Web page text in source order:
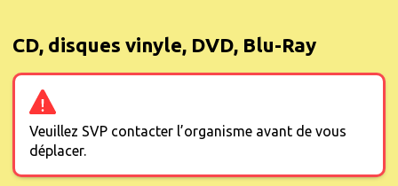
CD, disques vinyle, DVD, Blu-Ray
Veuillez SVP contacter l’organisme avant de vous
déplacer.